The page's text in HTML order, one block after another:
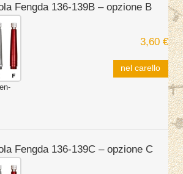
Fengda 136-139B – opzione B
3,60 €
nel carello
Fengda 136-139C – opzione C